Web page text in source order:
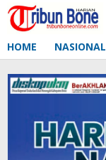
Lewati
ke
HOME NASIONAL